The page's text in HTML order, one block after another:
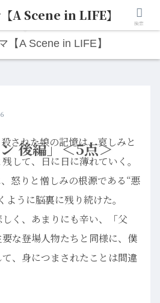
始まる。映画と写真と日々のこと。
【A Scene in LIFE】
後編」＜5点＞
された娘の記憶は、哀しみと
して、日に日に薄れていく。
怒りと憎しみの根源である“悪
うに脳裏に残り続けた。
く、あまりにも辛い、「父
な登場人物たちと同様に、僕
、身につまされたことは間違
A Scene in LIFE】 検索